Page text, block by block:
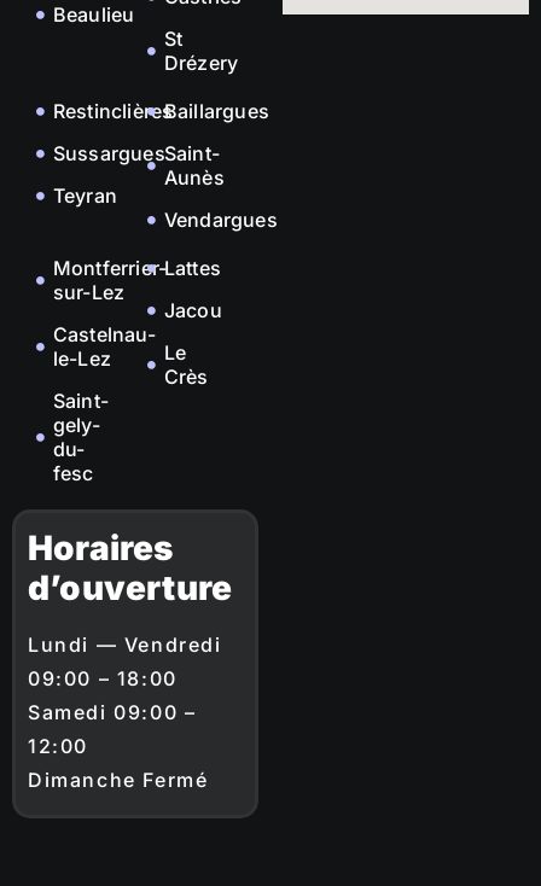
Beaulieu
St
Drézery
Restinclières
Sussargues
Teyran
Baillargues
Saint-
Aunès
Vendargues
Montferrier-
sur-Lez
Castelnau-
le-Lez
Saint-
gely-
du-
fesc
Lattes
Jacou
Le
Crès
Horaires
d’ouverture
Lundi — Vendredi
09:00 – 18:00
Samedi 09:00 –
12:00
Dimanche Fermé